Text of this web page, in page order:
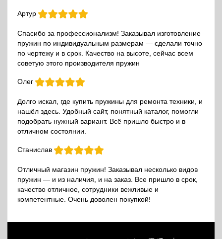
Артур
Спасибо за профессионализм! Заказывал изготовление
пружин по индивидуальным размерам — сделали точно
по чертежу и в срок. Качество на высоте, сейчас всем
советую этого производителя пружин
Олег
Долго искал, где купить пружины для ремонта техники, и
нашёл здесь. Удобный сайт, понятный каталог, помогли
подобрать нужный вариант. Всё пришло быстро и в
отличном состоянии.
Станислав
Отличный магазин пружин! Заказывал несколько видов
пружин — и из наличия, и на заказ. Все пришло в срок,
качество отличное, сотрудники вежливые и
компетентные. Очень доволен покупкой!